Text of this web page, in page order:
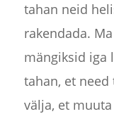
tahan neid
rakendada.
mängiksid iga
tahan, et
välja, et